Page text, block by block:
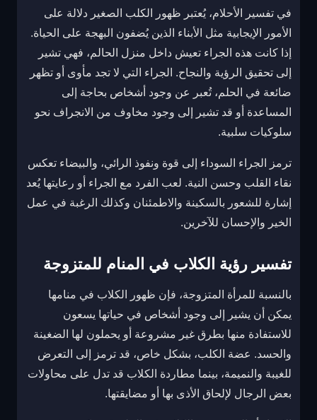
في تفسير الأحلام، يُعتبر ظهور الكلب الصغير دلالة على
الأمور الإيجابية مثل الأبناء الذين يُضفون البهجة على الحياة.
إذا كانت هذه الجراء تعيش داخل منزل الحالم، فهي تشير
إلى تحقيق الرؤية والنجاح. الجراء التي لا تجد مأوى أو تظهر
ضائعة في الحلم، تُعبر عن وجود أشخاص بحاجة إلى
المساعدة أو قد تشير إلى وجود مخاوف من الانجراف نحو
سلوكيات سلبية.
ترمز الجراء السوداء إلى قوة ونفوذ الرائي، والبيضاء تعكس
نقاء القلب وحسن النية. لعب الفرد مع الجراء أو رعايتها يُعد
إشارة للشعور بالسكينة والاطمئنان وكذلك الرغبة في عمل
الخير والإحسان للآخرين.
تفسير رؤية الكلاب في المنام للمتزوجة
بالنسبة للمرأة المتزوجة، فإن ظهور الكلاب في منامها
يمكن أن يشير إلى وجود أشخاص في حياتها يسعون
للاستفادة منها بطرق غير مشروعة أو يحملون لها الضغينة
والحسد. عضة الكلب، بشكل خاص، قد ترمز إلى التعرض
للغيبة والنميمة، بينما مطاردة الكلاب قد تدل على محاولات
بعض الرجال لإلحاق الأذى بها أو مضايقتها.